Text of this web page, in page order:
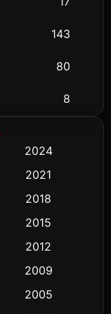
143
80
8
453
530
2024
2021
2018
2015
2012
2009
2005